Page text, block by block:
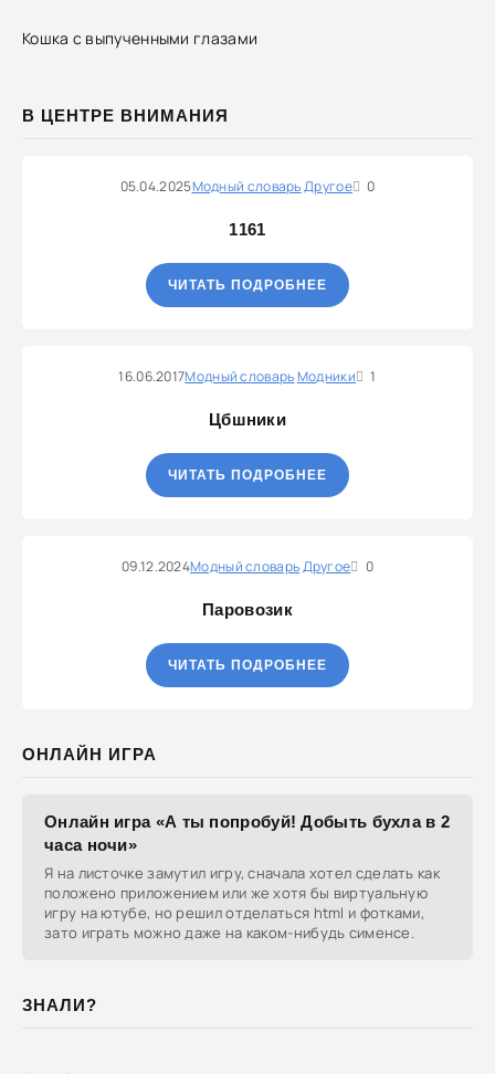
Кошка с выпученными глазами
В ЦЕНТРЕ ВНИМАНИЯ
05.04.2025Модный словарьДругое 0
1161
ЧИТАТЬ ПОДРОБНЕЕ
16.06.2017Модный словарьМодники 1
Цбшники
ЧИТАТЬ ПОДРОБНЕЕ
09.12.2024Модный словарьДругое 0
Паровозик
ЧИТАТЬ ПОДРОБНЕЕ
ОНЛАЙН ИГРА
Онлайн игра «А ты попробуй! Добыть бухла в 2
часа ночи»
Я на листочке замутил игру, сначала хотел сделать как
положено приложением или же хотя бы виртуальную
игру на ютубе, но решил отделаться html и фотками,
зато играть можно даже на каком-нибудь сименсе.
ЗНАЛИ?